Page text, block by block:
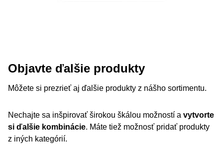
Objavte ďalšie produkty
Môžete si prezrieť aj ďalšie produkty z nášho sortimentu.
Nechajte sa inšpirovať širokou škálou možností a vytvorte
si ďalšie kombinácie. Máte tiež možnosť pridať produkty
z iných kategórií.